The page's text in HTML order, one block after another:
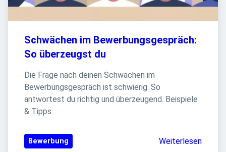
Schwächen im Bewerbungsgespräch:
So überzeugst du
Die Frage nach deinen Schwächen im
Bewerbungsgespräch ist schwierig. So
antwortest du richtig und überzeugend. Beispiele
& Tipps.
Bewerbung Weiterlesen